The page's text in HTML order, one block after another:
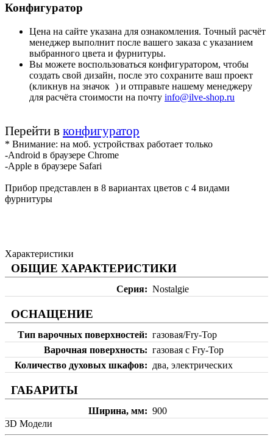
Конфигуратор
Цена на сайте указана для ознакомления. Точный расчёт
менеджер выполнит после вашего заказа с указанием
выбранного цвета и фурнитуры.
Вы можете воспользоваться конфигуратором, чтобы
создать свой дизайн, после это сохраните ваш проект
(кликнув на значок ) и отправьте нашему менеджеру
для расчёта стоимости на почту info@ilve-shop.ru
Перейти в конфигуратор
* Внимание: на моб. устройствах работает только
-Android в браузере Chrome
-Apple в браузере Safari
Прибор представлен в 8 вариантах цветов с 4 видами
фурнитуры
Характеристики
ОБЩИЕ ХАРАКТЕРИСТИКИ
Серия Nostalgie
ОСНАЩЕНИЕ
Тип варочных поверхностей
газовая/Fry-Top
Варочная поверхность
газовая с Fry-Top
Количество духовых шкафов
два, электрических
ГАБАРИТЫ
Ширина, мм
900
3D Модели